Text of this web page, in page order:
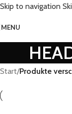
Skip to navigation
MENU
Start/Produkte